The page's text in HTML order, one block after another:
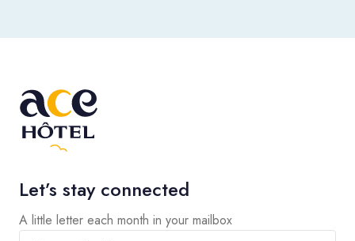
Let’s stay connected
A little letter each month in your mailbox